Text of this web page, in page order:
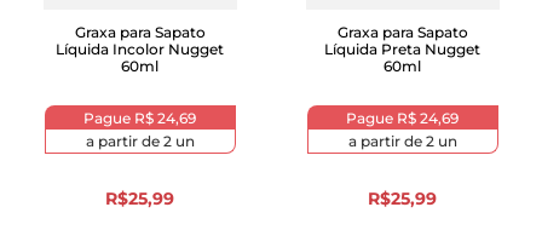
Graxa para Sapato
Líquida Incolor Nugget
60ml
Pague R$ 24,69
a partir de 2un
R$25,99
Graxa para Sapato
Líquida Preta Nugget
60ml
Pague R$ 24,69
a partir de 2un
R$25,99